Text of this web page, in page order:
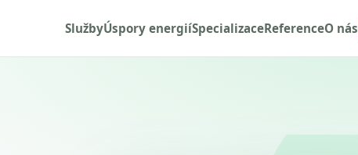
SlužbyÚspory energiíSpecializaceReferenceO nás